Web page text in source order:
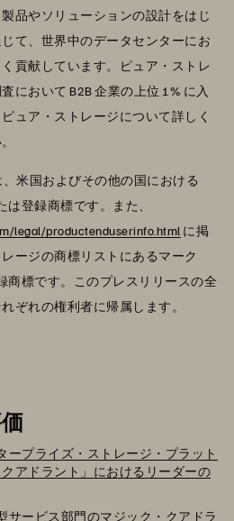
品やソリューションの設計をはじ
て、世界中のデータセンターにお
貢献しています。ピュア・ストレ
において B2B 企業の上位 1% に入
ュア・ストレージについて詳しく
米国およびその他の国における
は登録商標です。また、
legal/productenduserinfo.html に掲
ージの商標リストにあるマーク
商標です。このプレスリリースの全
ぞれの権利者に帰属します。
ープライズ・ストレージ・プラット
アドラント」におけるリーダーの
サービス部門のマジック・クアドラ